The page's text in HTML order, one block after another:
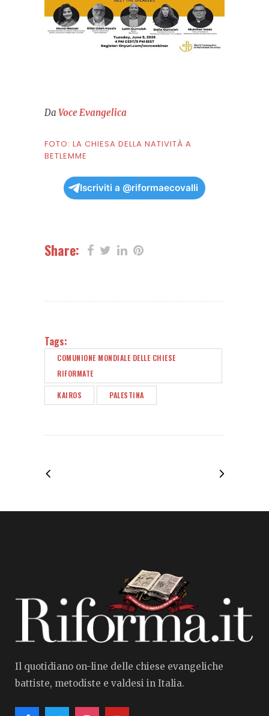
Da Voce Evangelica
FOTO: LA CHIESA DELLA NATIVITÀ A
BETLEMME
Iscriviti a @riformaecovalli
Share:
Tags:
COMUNIONE MONDIALE DELLE CHIESE
RIFORMATE
KAIROS PALESTINA
Il quotidiano on-line delle chiese evangeliche
battiste, metodiste e valdesi in Italia.